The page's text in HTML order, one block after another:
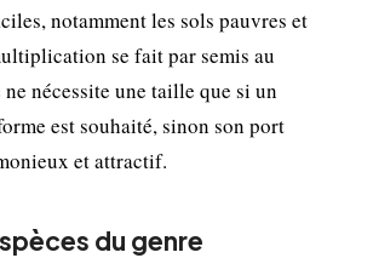
notamment les sols pauvres et
se fait par semis au
nécessite une taille que si un
est souhaité, sinon son port
et attractif.
du genre